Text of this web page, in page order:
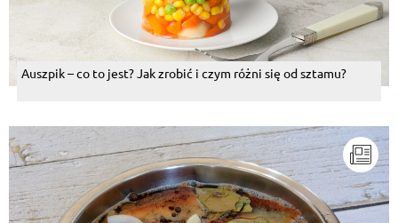
Auszpik – co to jest? Jak zrobić i czym różni się od sztamu?